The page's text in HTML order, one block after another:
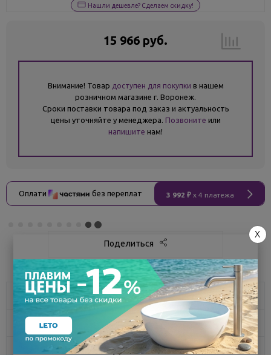
Нашли дешевле? Сделаем скидку!
15 966 руб.
Внимание! Товар доступен для покупки в нашем
розничном магазине г. Воронеж.
Сроки поставки товара под заказ и актуальность
цены уточняйте у менеджера. Позвоните или
напишите нам!
Оплати без переплат 3 992 ₽ x 4 платежа
Поделиться
Описание
Характеристики
Доставка
X